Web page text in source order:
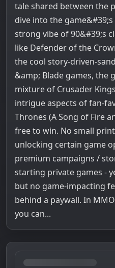
tale shared between the
dive into the
strong vibe of 90&#39;s
like Defender of the
the cool story-driven-
&amp; Blade games, the
mixture of Crusader
intrigue aspects of fan-
Thrones (A Song of Fire
free to win. No small
unlocking certain game
premium campaigns /
starting private games -
but no game-impacting
behind a paywall. In
you can...